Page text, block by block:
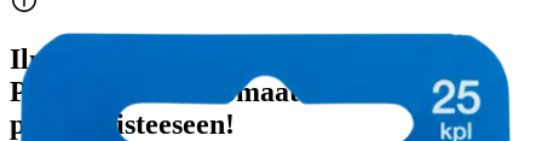
Ilmainen toimitus yli 100 €:n tilauksille
Postin pakettiautomaattiin tai
palvelupisteeseen!